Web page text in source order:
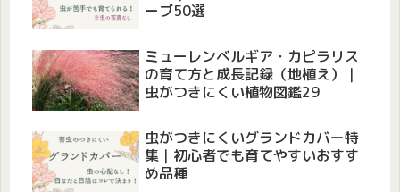
ーブ50選
ミューレンベルギア・カピラリス
の育て方と成長記録（地植え）｜
虫がつきにくい植物図鑑29
虫がつきにくいグランドカバー特
集｜初心者でも育てやすいおすす
め品種